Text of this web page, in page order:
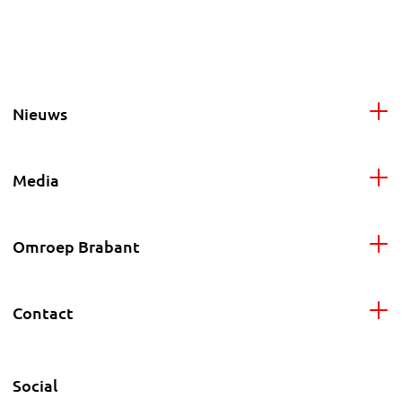
Nieuws
Media
Omroep Brabant
Contact
Social